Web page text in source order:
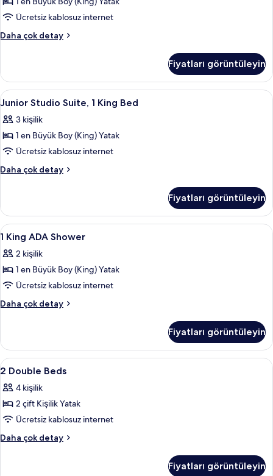
Yatak
tüm
Ücretsiz kablosuz internet
Daha çok detay
Oda,
(King)
Boy
Yatak
daha
fazla
Fiyatları görüntüleyin
Junior
Studio
Suite,
1
King
Bed
fotoğrafları
görün
Odada kasa, güneşlik/perde, ütü/ütü
6
Junior Studio Suite, 1 King Bed
3 kişilik
1 en Büyük Boy (King) Yatak
Ücretsiz kablosuz internet
Daha çok detay
Junior
King
Bed
hakkında
fazla
detay
Fiyatları görüntüleyin
1
King
ADA
Shower
için
tüm
7
1 King ADA Shower
2 kişilik
1 en Büyük Boy (King) Yatak
Ücretsiz kablosuz internet
Daha çok detay
1
hakkında
daha
fazla
Fiyatları görüntüleyin
2
Double
Beds
için
tüm
fotoğrafları
9
2 Double Beds
4 kişilik
2 çift Kişilik Yatak
Ücretsiz kablosuz internet
Daha çok detay
2
Fiyatları görüntüleyin